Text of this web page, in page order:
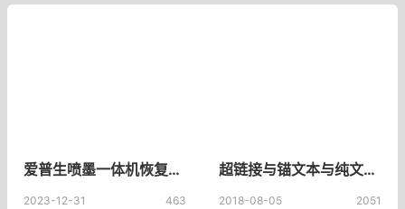
爱普生喷墨一体机恢复出厂设置方法
2023-12-31 463
超链接与锚文本与纯文本链接对SEO优化有什么影响区别是什么？有什么效果
2018-08-05 2051